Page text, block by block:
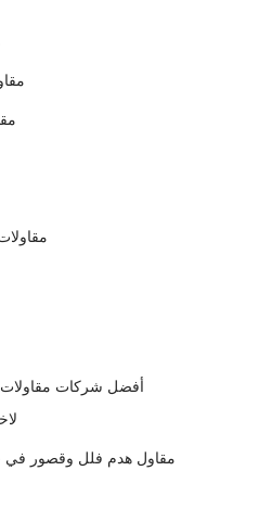
أفضل شركات
مقاول هدم فلل وقصور في